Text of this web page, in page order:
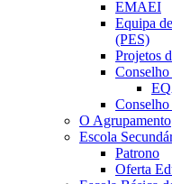
EMAEI
Equipa
(PES)
Projetos
O Agrupamento
Escola
Patrono
Oferta